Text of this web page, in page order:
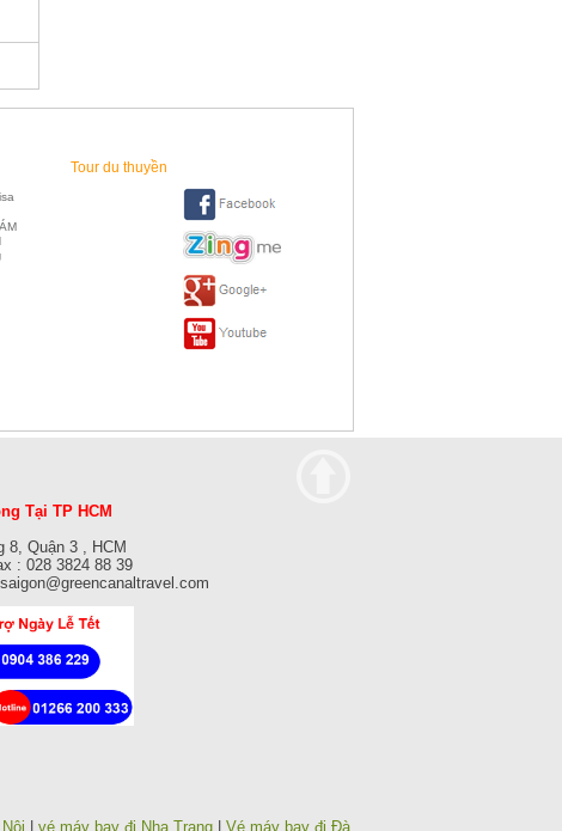
Tour du thuyền
Tại TP HCM
8, Quận 3 , HCM
: 028 3824 88 39
| vé máy bay đi Nha Trang | Vé máy bay đi Đà